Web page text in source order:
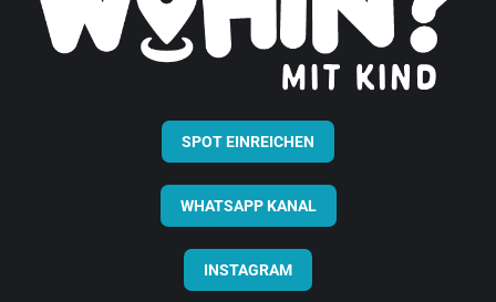
SPOT EINREICHEN
WHATSAPP KANAL
INSTAGRAM